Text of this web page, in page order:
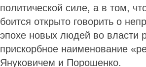
политической силе, а в том,
боится открыто говорить о
эпохе новых людей во власти
прискорбное наименование
Януковичем и Порошенко.